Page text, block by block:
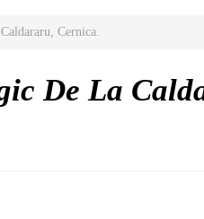
Cernica.
De La